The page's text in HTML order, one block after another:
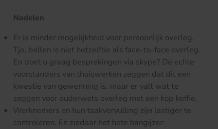
Nadelen
Er is minder mogelijkheid voor persoonlijk overleg.
Tja, bellen is niet hetzelfde als face-to-face overleg.
En doet u graag besprekingen via skype? De echte
voorstanders van thuiswerken zeggen dat dit een
kwestie van gewenning is, maar er valt wat te
zeggen voor ouderwets overleg met een kop koffie.
Werknemers en hun taakvervulling zijn lastiger te
controleren. En ziedaar het hete hangijzer: